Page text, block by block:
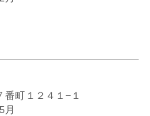
町１２４１−１
月